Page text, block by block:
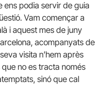
ens podia servir de guia
Vam començar a
i aquest mes de juny
acompanyats de
visita n’hem après
no es tracta només
sinó que cal